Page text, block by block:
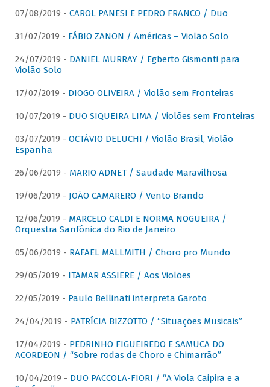
07/08/2019 - CAROL PANESI E PEDRO FRANCO / Duo
31/07/2019 - FÁBIO ZANON / Américas – Violão Solo
24/07/2019 - DANIEL MURRAY / Egberto Gismonti para
Violão Solo
17/07/2019 - DIOGO OLIVEIRA / Violão sem Fronteiras
10/07/2019 - DUO SIQUEIRA LIMA / Violões sem Fronteiras
03/07/2019 - OCTÁVIO DELUCHI / Violão Brasil, Violão
Espanha
26/06/2019 - MARIO ADNET / Saudade Maravilhosa
19/06/2019 - JOÃO CAMARERO / Vento Brando
12/06/2019 - MARCELO CALDI E NORMA NOGUEIRA /
Orquestra Sanfônica do Rio de Janeiro
05/06/2019 - RAFAEL MALLMITH / Choro pro Mundo
29/05/2019 - ITAMAR ASSIERE / Aos Violões
22/05/2019 - Paulo Bellinati interpreta Garoto
24/04/2019 - PATRÍCIA BIZZOTTO / “Situações Musicais”
17/04/2019 - PEDRINHO FIGUEIREDO E SAMUCA DO
ACORDEON / “Sobre rodas de Choro e Chimarrão”
10/04/2019 - DUO PACCOLA-FIORI / “A Viola Caipira e a